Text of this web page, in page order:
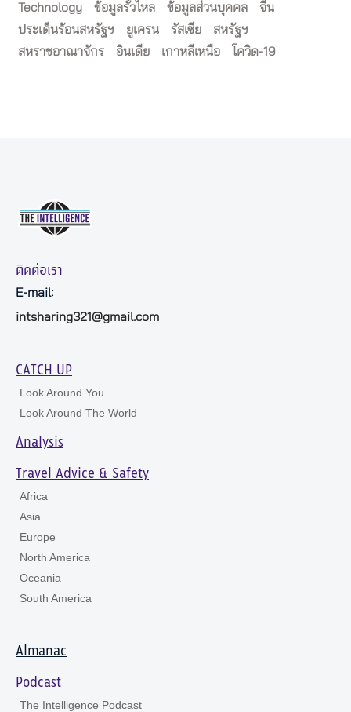
Technology
ข้อมูลรั่วไหล ข้อมูลส่วนบุคคล
จีน
ประเด็นร้อนสหรัฐฯ
ยูเครน รัสเซีย
สหรัฐฯ
สหราชอาณาจักร
อินเดีย เกาหลีเหนือ โควิด-19
ติดต่อเรา
E-mail:
intsharing321@gmail.com
CATCH UP
Look Around You
Look Around The World
Analysis
Travel Advice & Safety
Africa
Asia
Europe
North America
Oceania
South America
Almanac
Podcast
The Intelligence Podcast